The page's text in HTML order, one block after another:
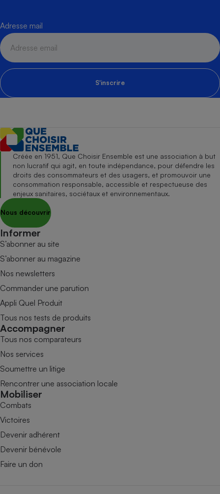
Adresse mail
S'inscrire
Créée en 1951, Que Choisir Ensemble est une association à but
non lucratif qui agit, en toute indépendance, pour défendre les
droits des consommateurs et des usagers, et promouvoir une
consommation responsable, accessible et respectueuse des
enjeux sanitaires, sociétaux et environnementaux.
Nous découvrir
Informer
S’abonner au site
S’abonner au magazine
Nos newsletters
Commander une parution
Appli Quel Produit
Tous nos tests de produits
Accompagner
Tous nos comparateurs
Nos services
Soumettre un litige
Rencontrer une association locale
Mobiliser
Combats
Victoires
Devenir adhérent
Devenir bénévole
Faire un don